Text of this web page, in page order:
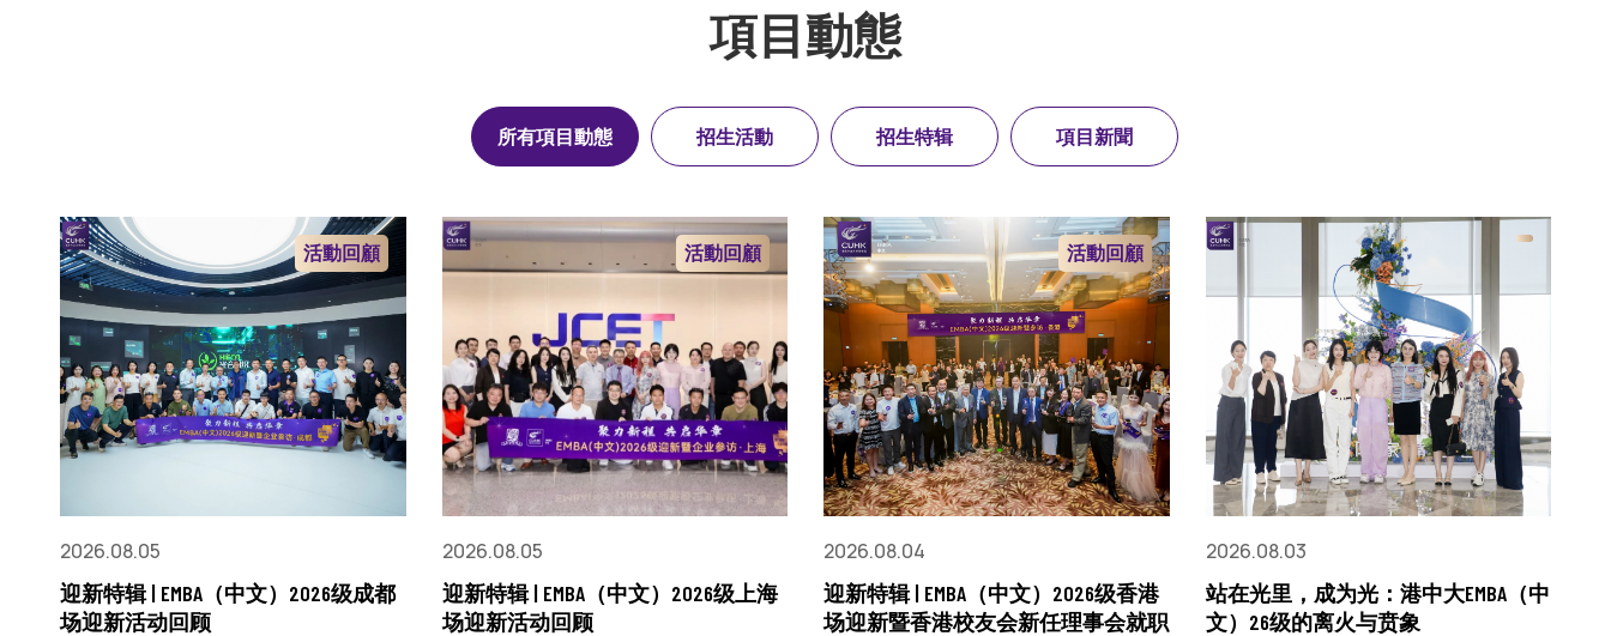
項目動態
所有項目動態 招生活動 招生特辑 項目新聞
活動回顧
2026.08.05
迎新特辑 | EMBA（中文）2026级成都
场迎新活动回顾
活動回顧
2026.08.05
迎新特辑 | EMBA（中文）2026级上海
场迎新活动回顾
活動回顧
2026.08.04
迎新特辑 | EMBA（中文）2026级香港
场迎新暨香港校友会新任理事会就职
2026.08.03
站在光里，成为光：港中大EMBA（中
文）26级的离火与贲象